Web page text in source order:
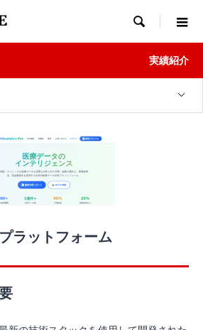

実績紹介
ラットフォーム